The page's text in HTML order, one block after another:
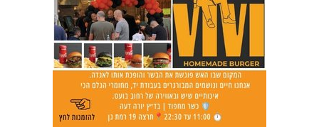
פרשת השבוע: פרשת ראה
כניסת השבת ברמת גן 19:10 | יציאת השבת
ברמת גן 20:11
חשד להצתה סדרתית ברמת גן:
שבעה נפגעו קל בשלוש שריפות